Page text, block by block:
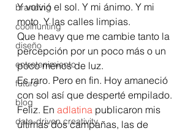
branding
coolhunting
diseño
entretenimiento
futuro
blog
data-driven creativity
Y volvió el sol. Y mi ánimo. Y mi
moto. Y las calles limpias.
Que heavy que me cambie tanto la
percepción por un poco más o un
poco menos de luz.
Es raro. Pero en fin. Hoy amaneció
con sol así que desperté empilado.
Feliz. En adlatina publicaron mis
últimas dos campañas, las de